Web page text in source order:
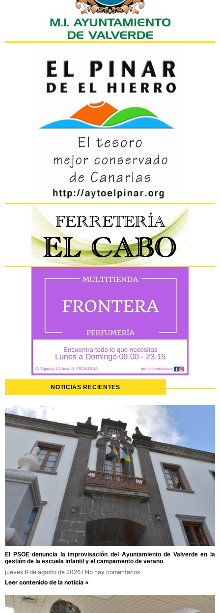
NOTICIAS RECIENTES
El PSOE denuncia la improvisación del Ayuntamiento de Valverde en la
gestión de la escuela infantil y el campamento de verano
jueves 6 de agosto de 2026
No hay comentarios
Leer contenido de la noticia »